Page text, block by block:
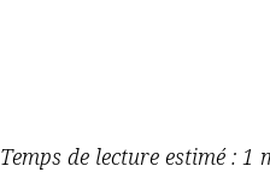
Temps de lecture estimé : 1